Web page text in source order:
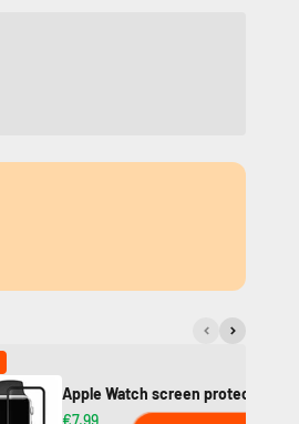
Apple Watch screen protector
€7,99